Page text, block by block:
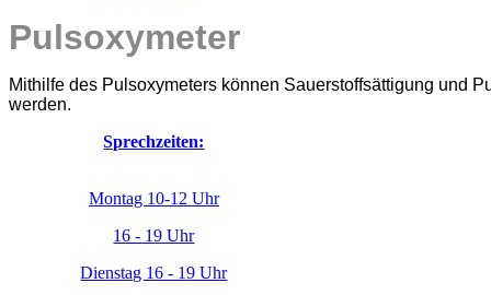
Pulsoxymeter
Mithilfe des Pulsoxymeters können Sauerstoffsättigung und
werden.
Sprechzeiten:
Montag 10-12 Uhr
16 - 19 Uhr
Dienstag 16 - 19 Uhr